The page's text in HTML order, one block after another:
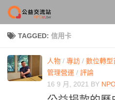
Skip to content
TAGGED: 信用卡
人物 / 專訪 / 數位轉型
管理營運 / 評論
16 9 月, 2021 BY